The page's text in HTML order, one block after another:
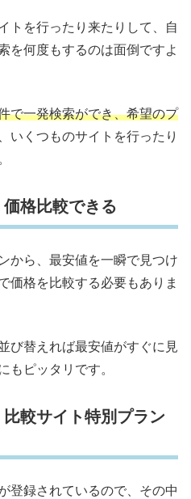
トを行ったり来たりして、自
を何度もするのは面倒ですよ
で一発検索ができ、希望のプ
いくつものサイトを行ったり
格比較できる
から、最安値を一瞬で見つけ
価格を比較する必要もありま
び替えれば最安値がすぐに見
もピッタリです。
較サイト特別プラン
登録されているので、その中